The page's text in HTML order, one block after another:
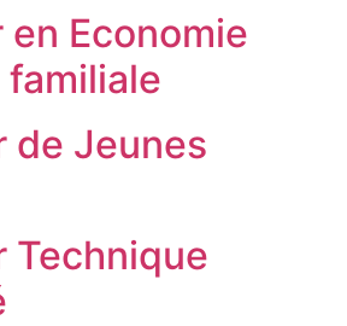
Economie
de Jeunes
Technique